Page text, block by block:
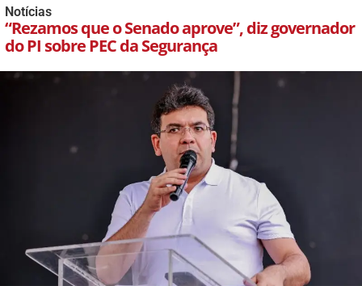
Notícias
“Rezamos que o Senado aprove”, diz governador
do PI sobre PEC da Segurança